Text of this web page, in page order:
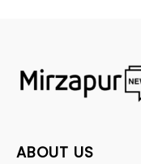
ABOUT US